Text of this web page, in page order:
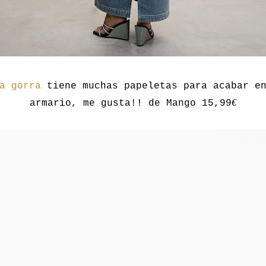
gorra tiene muchas papeletas para acabar
armario, me gusta!! de Mango 15,99€